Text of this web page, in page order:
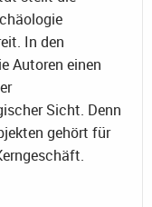
In den
Autoren einen
Sicht. Denn
gehört für